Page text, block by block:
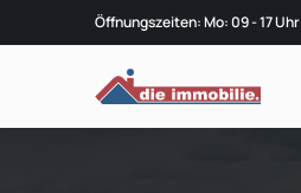
Öffnungszeiten: Mo: 09 - 17 Uhr